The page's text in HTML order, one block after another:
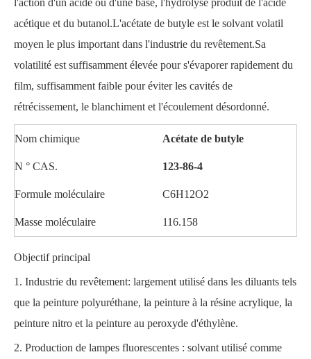
l'action d'un acide ou d'une base, l'hydrolyse produit de l'acide
acétique et du butanol.L'acétate de butyle est le solvant volatil
moyen le plus important dans l'industrie du revêtement.Sa
volatilité est suffisamment élevée pour s'évaporer rapidement du
film, suffisamment faible pour éviter les cavités de
rétrécissement, le blanchiment et l'écoulement désordonné.
Nom chimique Acétate de butyle
N ° CAS. 123-86-4
Formule moléculaire C6H12O2
Masse moléculaire 116.158
Objectif principal
1. Industrie du revêtement: largement utilisé dans les diluants tels
que la peinture polyuréthane, la peinture à la résine acrylique, la
peinture nitro et la peinture au peroxyde d'éthylène.
2. Production de lampes fluorescentes : solvant utilisé comme